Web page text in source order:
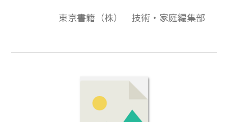
め方を図式化・イラストで示す。
東京書籍（株） 技術・家庭編集部